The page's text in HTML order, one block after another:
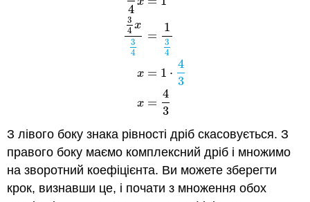
4
3
4 x
3
4
x
x
=
1
3
4
= 1 ⋅
4
3
=
4
3
4x 4x
З лівого боку знака рівності дріб скасовується. З
правого боку маємо комплексний дріб і множимо
на зворотний коефіцієнта. Ви можете зберегти
крок, визнавши це, і почати з множення обох